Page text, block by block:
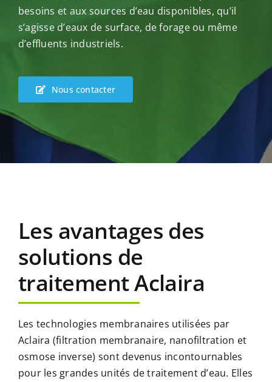
besoins et aux sources d’eau disponibles, qu’il
s’agisse d’eaux de surface, de forage ou même
d’effluents industriels.
Nous contacter
Les avantages des
solutions de
traitement Aclaira
Les technologies membranaires utilisées par
Aclaira (filtration membranaire, nanofiltration et
osmose inverse) sont devenus incontournables
pour les grandes unités de traitement d’eau. Elles